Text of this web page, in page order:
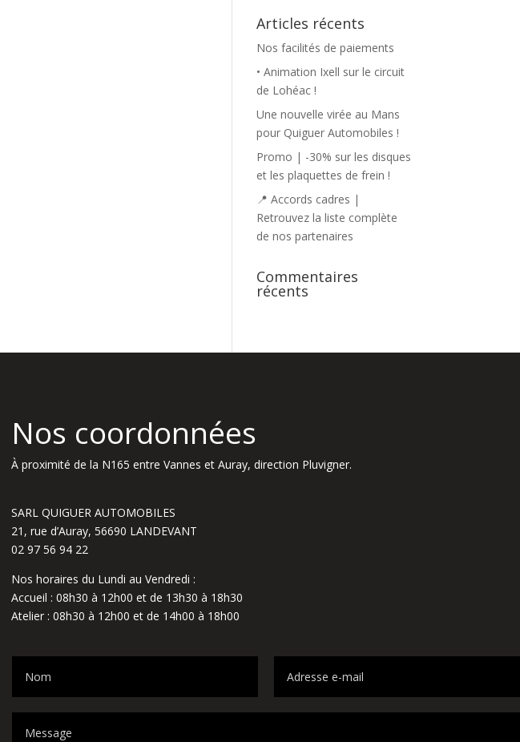
Articles récents
Nos facilités de paiements
• Animation Ixell sur le circuit
de Lohéac !
Une nouvelle virée au Mans
pour Quiguer Automobiles !
Promo | -30% sur les disques
et les plaquettes de frein !
📍 Accords cadres |
Retrouvez la liste complète
de nos partenaires
Commentaires
récents
Nos coordonnées
À proximité de la N165 entre Vannes et Auray, direction Pluvigner.
SARL QUIGUER AUTOMOBILES
21, rue d’Auray, 56690 LANDEVANT
02 97 56 94 22
Nos horaires du Lundi au Vendredi :
Accueil : 08h30 à 12h00 et de 13h30 à 18h30
Atelier : 08h30 à 12h00 et de 14h00 à 18h00